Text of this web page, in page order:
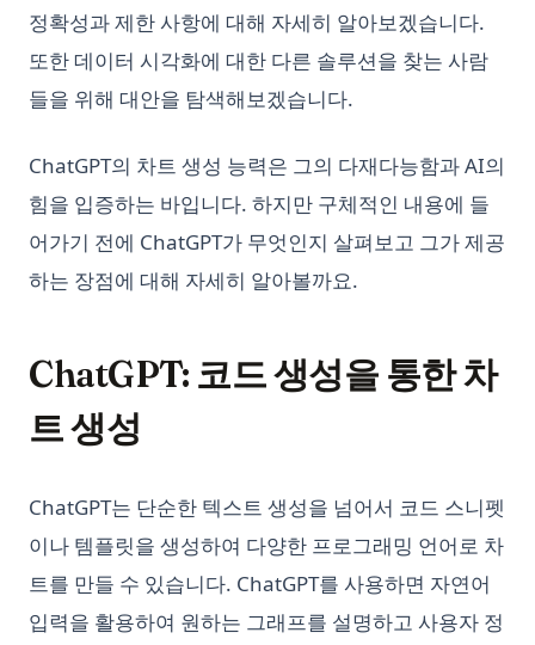
정확성과 제한 사항에 대해 자세히 알아보겠습니다.
또한 데이터 시각화에 대한 다른 솔루션을 찾는 사람
들을 위해 대안을 탐색해보겠습니다.
ChatGPT의 차트 생성 능력은 그의 다재다능함과 AI의
힘을 입증하는 바입니다. 하지만 구체적인 내용에 들
어가기 전에 ChatGPT가 무엇인지 살펴보고 그가 제공
하는 장점에 대해 자세히 알아볼까요.
ChatGPT: 코드 생성을 통한 차
트 생성
ChatGPT는 단순한 텍스트 생성을 넘어서 코드 스니펫
이나 템플릿을 생성하여 다양한 프로그래밍 언어로 차
트를 만들 수 있습니다. ChatGPT를 사용하면 자연어
입력을 활용하여 원하는 그래프를 설명하고 사용자 정